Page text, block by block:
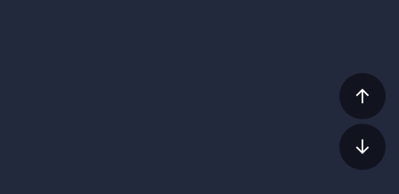
상
이동
하